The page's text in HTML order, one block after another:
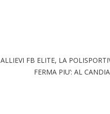
ALLIEVI FB ELITE, LA
FERMA PIU’: AL